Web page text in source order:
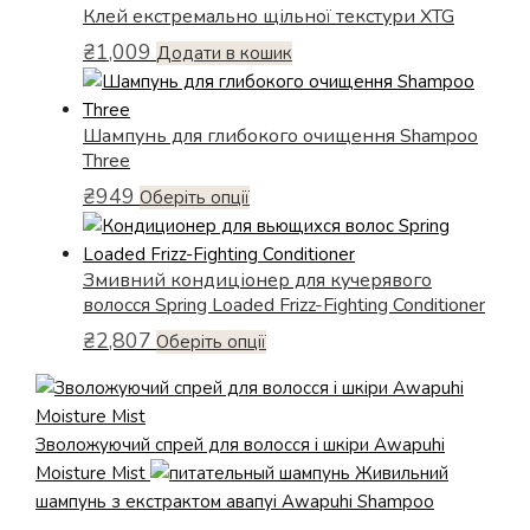
Клей екстремально щільної текстури XTG
₴1,009 Додати в кошик
Шампунь для глибокого очищення Shampoo
Three
₴949 Оберіть опціїЦей
товар
має
кілька
варіантів.
Параметри
вибрати
сторінці
товару
Змивний кондиціонер для кучерявого
волосся Spring Loaded Frizz-Fighting Conditioner
₴2,807 Оберіть опціїЦей
має
варіантів.
Параметри
можна
Зволожуючий спрей для волосся і шкіри Awapuhi
Moisture Mist
Живильний
шампунь з екстрактом авапуі Awapuhi Shampoo